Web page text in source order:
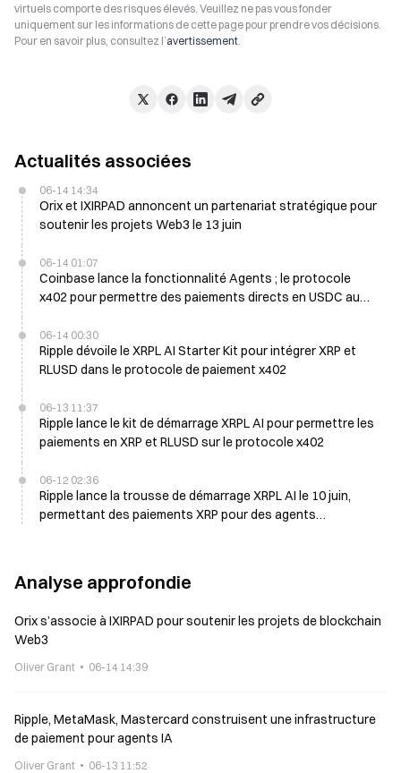
virtuels comporte des risques élevés. Veuillez ne pas vous fonder
uniquement sur les informations de cette page pour prendre vos décisions.
Pour en savoir plus, consultez l’avertissement.
Actualités associées
06-14 14:34
Orix et IXIRPAD annoncent un partenariat stratégique pour
soutenir les projets Web3 le 13 juin
06-14 01:07
Coinbase lance la fonctionnalité Agents ; le protocole
x402 pour permettre des paiements directs en USDC au
06-14 00:30
Ripple dévoile le XRPL AI Starter Kit pour intégrer XRP et
RLUSD dans le protocole de paiement x402
06-13 11:37
Ripple lance le kit de démarrage XRPL AI pour permettre les
paiements en XRP et RLUSD sur le protocole x402
06-12 02:36
Ripple lance la trousse de démarrage XRPL AI le 10 juin,
permettant des paiements XRP pour des agents
Analyse approfondie
Orix s’associe à IXIRPAD pour soutenir les projets de blockchain
Web3
Oliver Grant 06-14 14:39
Ripple, MetaMask, Mastercard construisent une infrastructure
de paiement pour agents IA
Oliver Grant 06-13 11:52